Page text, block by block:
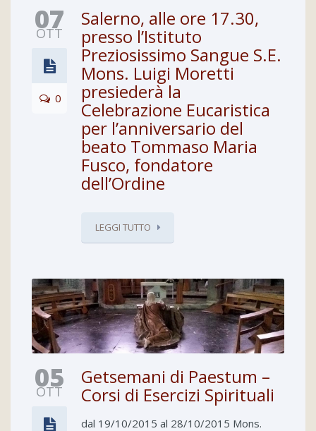
07
OTT
0
Salerno, alle ore 17.30,
presso l’Istituto
Preziosissimo Sangue S.E.
Mons. Luigi Moretti
presiederà la
Celebrazione Eucaristica
per l’anniversario del
beato Tommaso Maria
Fusco, fondatore
dell’Ordine
LEGGI TUTTO
05
OTT
Getsemani di Paestum –
Corsi di Esercizi Spirituali
dal 19/10/2015 al 28/10/2015 Mons.